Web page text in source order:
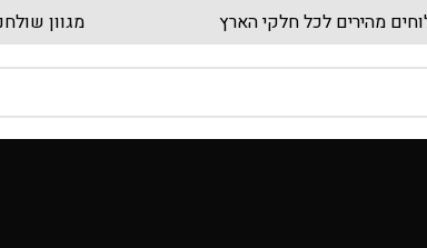
מגוון משלוחים מהירים לכל חלקי הארץ